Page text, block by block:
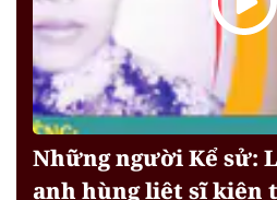
Những người Kể sử:
anh hùng liệt sĩ kiên